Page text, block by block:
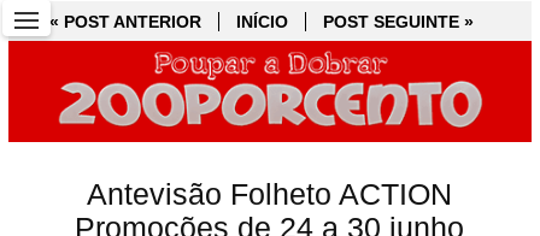
« POST ANTERIOR INÍCIO POST SEGUINTE »
Antevisão Folheto ACTION
Promoções de 24 a 30 junho
« POST ANTERIOR INÍCIO POST SEGUINTE »